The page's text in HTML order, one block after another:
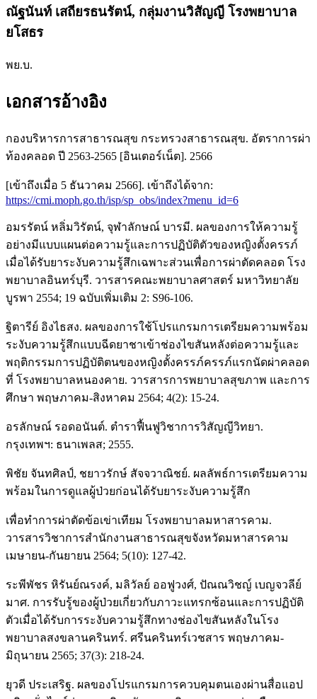
ณัฐนันท์ เสถียรธนรัตน์, กลุ่มงานวิสัญญี โรงพยาบาล
ยโสธร
พย.บ.
เอกสารอ้างอิง
กองบริหารการสาธารณสุข กระทรวงสาธารณสุข. อัตราการผ่า
ท้องคลอด ปี 2563-2565 [อินเตอร์เน็ต]. 2566
[เข้าถึงเมื่อ 5 ธันวาคม 2566]. เข้าถึงได้จาก:
https://cmi.moph.go.th/isp/sp_obs/index?menu_id=6
อมรรัตน์ หลิ่มวิรัตน์, จุฬาลักษณ์ บารมี. ผลของการให้ความรู้
อย่างมีแบบแผนต่อความรู้และการปฏิบัติตัวของหญิงตั้งครรภ์
เมื่อได้รับยาระงับความรู้สึกเฉพาะส่วนเพื่อการผ่าตัดคลอด โรง
พยาบาลอินทร์บุรี. วารสารคณะพยาบาลศาสตร์ มหาวิทยาลัย
บูรพา 2554; 19 ฉบับเพิ่มเติม 2: S96-106.
ฐิตารีย์ อิงไธสง. ผลของการใช้โปรแกรมการเตรียมความพร้อม
ระงับความรู้สึกแบบฉีดยาชาเข้าช่องไขสันหลังต่อความรู้และ
พฤติกรรมการปฏิบัติตนของหญิงตั้งครรภ์ครรภ์แรกนัดผ่าคลอด
ที่ โรงพยาบาลหนองคาย. วารสารการพยาบาลสุขภาพ และการ
ศึกษา พฤษภาคม-สิงหาคม 2564; 4(2): 15-24.
อรลักษณ์ รอดอนันต์. ตำราฟื้นฟูวิชาการวิสัญญีวิทยา.
กรุงเทพฯ: ธนาเพลส; 2555.
พิชัย จันทศิลป์, ชยาวรักษ์ สัจจวาณิชย์. ผลลัพธ์การเตรียมความ
พร้อมในการดูแลผู้ป่วยก่อนได้รับยาระงับความรู้สึก
เพื่อทำการผ่าตัดข้อเข่าเทียม โรงพยาบาลมหาสารคาม.
วารสารวิชาการสำนักงานสาธารณสุขจังหวัดมหาสารคาม
เมษายน-กันยายน 2564; 5(10): 127-42.
ระพีพัชร หิรันย์ณรงค์, มลิวัลย์ ออฟูวงศ์, ปัณณวิชญ์ เบญจวลีย์
มาศ. การรับรู้ของผู้ป่วยเกี่ยวกับภาวะแทรกซ้อนและการปฏิบัติ
ตัวเมื่อได้รับการระงับความรู้สึกทางช่องไขสันหลังในโรง
พยาบาลสงขลานครินทร์. ศรีนครินทร์เวชสาร พฤษภาคม-
มิถุนายน 2565; 37(3): 218-24.
ยุวดี ประเสริฐ. ผลของโปรแกรมการควบคุมตนเองผ่านสื่อแอป